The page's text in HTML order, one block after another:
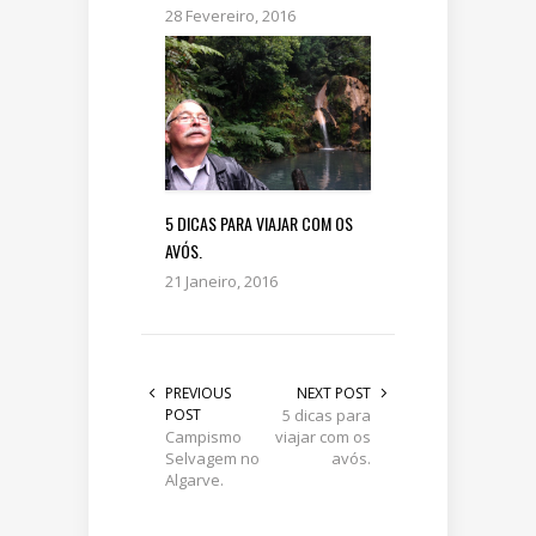
28 Fevereiro, 2016
5 DICAS PARA VIAJAR COM OS
AVÓS.
21 Janeiro, 2016
PREVIOUS
POST
Campismo
Selvagem no
Algarve.
NEXT POST
5 dicas para
viajar com os
avós.